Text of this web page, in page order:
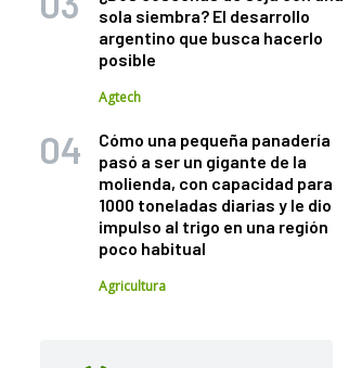
sola siembra? El desarrollo
argentino que busca hacerlo
posible
Agtech
Cómo una pequeña panadería
pasó a ser un gigante de la
molienda, con capacidad para
1000 toneladas diarias y le dio
impulso al trigo en una región
poco habitual
Agricultura